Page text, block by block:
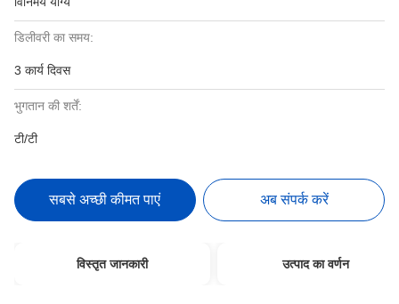
डिलीवरी का समय:
3 कार्य दिवस
भुगतान की शर्तें:
टी/टी
सबसे अच्छी कीमत पाएं अब संपर्क करें
विस्तृत जानकारी उत्पाद का वर्णन